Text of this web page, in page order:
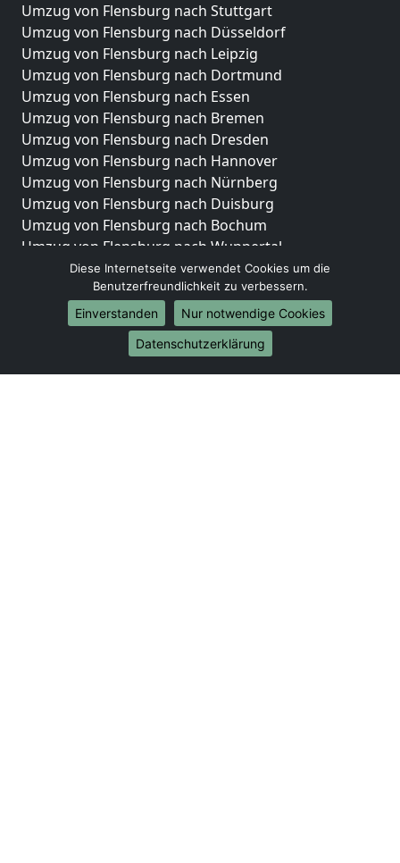
Umzug von Flensburg nach Stuttgart
Umzug von Flensburg nach Düsseldorf
Umzug von Flensburg nach Leipzig
Umzug von Flensburg nach Dortmund
Umzug von Flensburg nach Essen
Umzug von Flensburg nach Bremen
Umzug von Flensburg nach Dresden
Umzug von Flensburg nach Hannover
Umzug von Flensburg nach Nürnberg
Umzug von Flensburg nach Duisburg
Umzug von Flensburg nach Bochum
Umzug von Flensburg nach Wuppertal
Umzug von Flensburg nach Bielefeld
Umzug von Flensburg nach Bonn
Umzug von Flensburg nach Münster
Internationale-Umzüge
Umzug von Flensburg nach Brasilien
Diese Internetseite verwendet Cookies um die
Benutzerfreundlichkeit zu verbessern.
Einverstanden
Nur notwendige Cookies
Datenschutzerklärung